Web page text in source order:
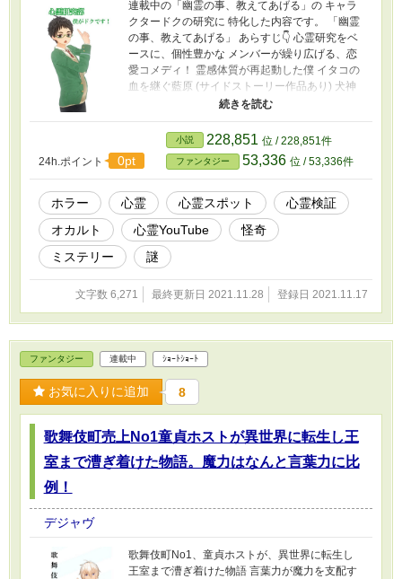
連載中の「幽霊の事、教えてあげる」の キャラ
クタードクの研究に 特化した内容です。 「幽霊
の事、教えてあげる」 あらすじ👇 心霊研究をベ
ースに、個性豊かな メンバーが繰り広げる、恋
愛コメディ！ 霊感体質が再起動した僕 イタコの
血を継ぐ藍原 (サイドストーリー作品あり) 犬神
家の中島 心霊研究部 部長のドク 風俗女のあい
嬢 霊視が得意な アスカ 守護霊ゼロ 憑依体
質 ミコ 呪伝師 麗華 (クロスオーバー作品あ
り) オカルト、恋愛、エロスを絡めた ハートウォ
ーミングストーリー
24h.ポイント 0pt
小説 228,851 位 / 228,851件
ファンタジー 53,336 位 / 53,336件
ホラー 心霊 心霊スポット
心霊検証
オカルト
心霊YouTube
怪奇
ミステリー
謎
文字数 6,271 最終更新日 2021.11.28 登録日 2021.11.17
ファンタジー 連載中 ｼｮｰﾄｼｮｰﾄ
お気に入りに追加 8
歌舞伎町売上No1童貞ホストが異世界に転生し王
室まで漕ぎ着けた物語。魔力はなんと言葉力に比
例！
デジャヴ
歌舞伎町No1、童貞ホストが、異世界に転生し
王室まで漕ぎ着けた物語 言葉力が魔力を支配す